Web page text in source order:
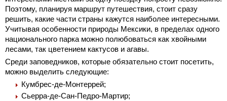
Поэтому, планируя маршрут путешествия, стоит сразу
решить, какие части страны кажутся наиболее интересными.
Учитывая особенности природы Мексики, в пределах одного
национального парка можно полюбоваться как хвойными
лесами, так цветением кактусов и агавы.
Среди заповедников, которые обязательно стоит посетить,
можно выделить следующие:
Кумбрес-де-Монтеррей;
Сьерра-де-Сан-Педро-Мартир;